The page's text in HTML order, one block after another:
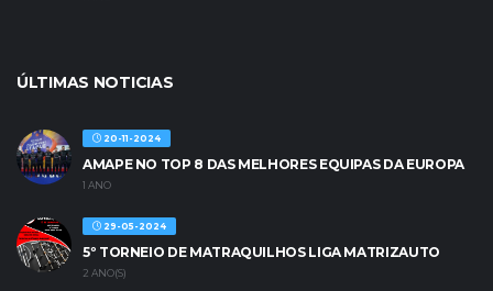
ÚLTIMAS NOTICIAS
20-11-2024
AMAPE NO TOP 8 DAS MELHORES EQUIPAS DA EUROPA
1 ANO
29-05-2024
5º TORNEIO DE MATRAQUILHOS LIGA MATRIZAUTO
2 ANO(S)